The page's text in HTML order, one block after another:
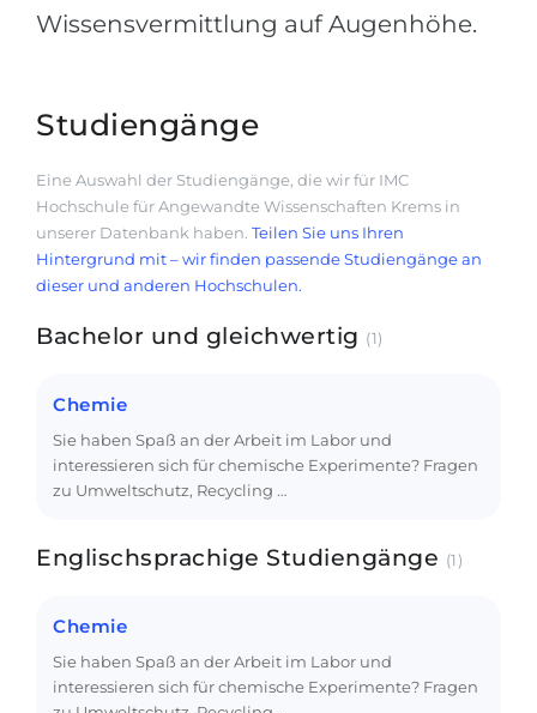
Wissensvermittlung auf Augenhöhe.
Studiengänge
Eine Auswahl der Studiengänge, die wir für IMC
Hochschule für Angewandte Wissenschaften Krems in
unserer Datenbank haben. Teilen Sie uns Ihren
Hintergrund mit – wir finden passende Studiengänge an
dieser und anderen Hochschulen.
Bachelor und gleichwertig (1)
Chemie
Sie haben Spaß an der Arbeit im Labor und
interessieren sich für chemische Experimente? Fragen
zu Umweltschutz, Recycling …
Englischsprachige Studiengänge (1)
Chemie
Sie haben Spaß an der Arbeit im Labor und
interessieren sich für chemische Experimente? Fragen